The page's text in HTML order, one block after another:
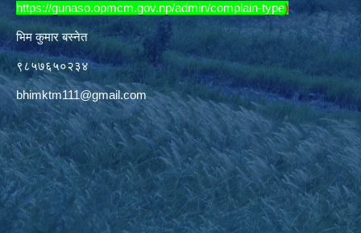
https://gunaso.opmcm.gov.np/admin/complain-type)
भिम कुमार बस्नेत
९८५७६५०२३४
bhimktm111@gmail.com